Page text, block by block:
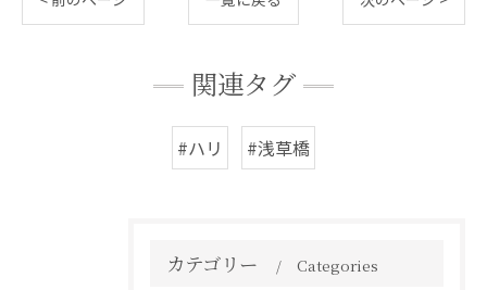
関連タグ
#ハリ #浅草橋
カテゴリー Categories